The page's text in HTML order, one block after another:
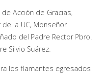
Acción de Gracias,
la UC, Monseñor
del Padre Rector Pbro.
Silvio Suárez.
los flamantes egresados